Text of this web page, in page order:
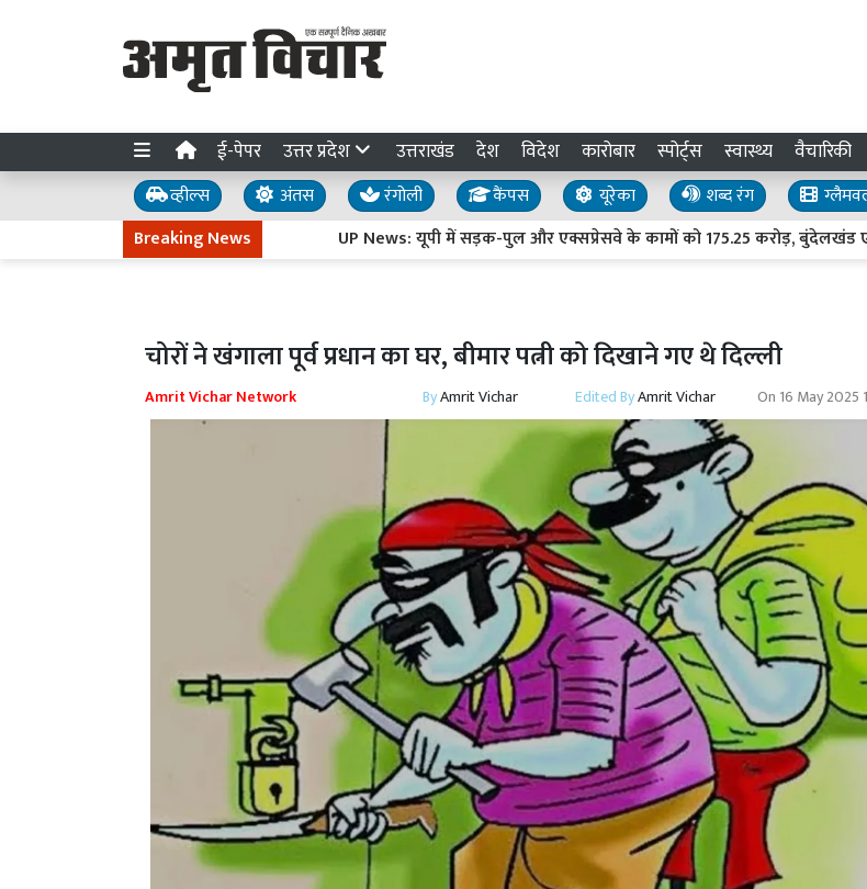
ई-पेपर उत्तर प्रदेश उत्तराखंड देश विदेश कारोबार स्पोर्ट्स स्वास्थ्य वैचारिकी
व्हील्स अंतस रंगोली कैंपस यूरेका शब्द रंग
Breaking News
UP News: यूपी में सड़क-पुल और एक्सप्रेसवे के कामों को 175.25 करोड़, बुंदेलखंड
चोरों ने खंगाला पूर्व प्रधान का घर, बीमार पत्नी को दिखाने गए थे दिल्ली
Amrit Vichar Network ByAmrit Vichar Edited ByAmrit Vichar On 16 May 2025